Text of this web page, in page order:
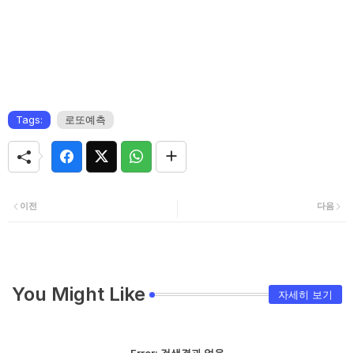
Tags: 로또예측
다음
이전
You Might Like 자세히 보기